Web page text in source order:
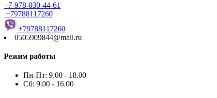
+7-978-030-44-61
+79788117260
+79788117260
0505909844@mail.ru
Режим работы
Пн-Пт: 9.00 - 18.00
Сб: 9.00 - 16.00